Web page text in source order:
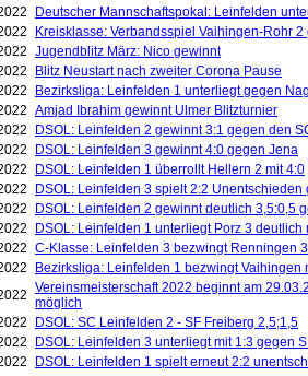
Deutscher Mannschaftspokal: Leinfelden
Kreisklasse: Verbandsspiel Vaihingen-Rohr
Jugendblitz März: Nico gewinnt
Blitz Neustart nach zweiter Corona Pause
Bezirksliga: Leinfelden 1 unterliegt gegen
Amjad Ibrahim gewinnt Ulmer Blitzturnier
DSOL: Leinfelden 2 gewinnt 3:1 gegen den
DSOL: Leinfelden 3 gewinnt 4:0 gegen Jena
DSOL: Leinfelden 1 überrollt Hellern 2 mit 4:0
DSOL: Leinfelden 3 spielt 2:2 Unentschieden
DSOL: Leinfelden 2 gewinnt deutlich 3,5:0,5
DSOL: Leinfelden 1 unterliegt Porz 3 deutlich
C-Klasse: Leinfelden 3 bezwingt Renningen
Bezirksliga: Leinfelden 1 bezwingt Vaihingen
Vereinsmeisterschaft 2022 beginnt am
möglich
DSOL: SC Leinfelden 2 - SF Freiberg 2,5;1,5
DSOL: Leinfelden 3 unterliegt mit 1:3 gegen
DSOL: Leinfelden 1 spielt erneut 2:2